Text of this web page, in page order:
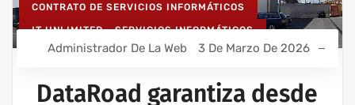
CONTRATO DE SERVICIOS INFORMÁTICOS
IT UNLIMITED - SERVICIOS INFORMÁTICOS
MANTENIMIENTO INFORMÁTICO PARA EMPRESAS
Administrador De La Web 3 De Marzo De 2026
DataRoad garantiza desde